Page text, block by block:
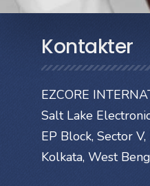
Kontakter
EZCORE
Salt Lake
EP Block, Sector
Kolkata, West